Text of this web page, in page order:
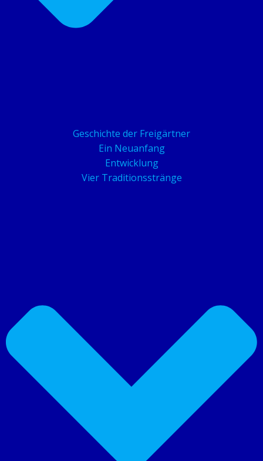
Geschichte der Freigärtner
Ein Neuanfang
Entwicklung
Vier Traditionsstränge